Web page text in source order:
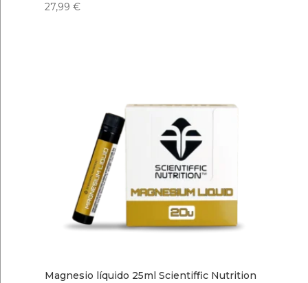
27,99 €
Magnesio líquido 25ml Scientiffic Nutrition